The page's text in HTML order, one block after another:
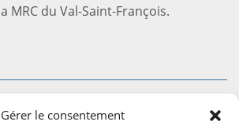
Gérer le consentement
MRC du Val-Saint-François.